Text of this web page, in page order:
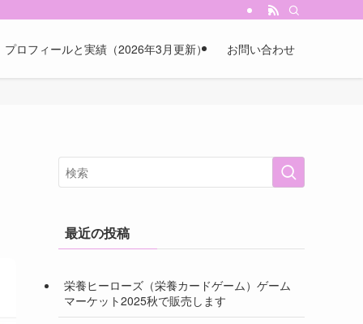
プロフィールと実績（2026年3月更新） お問い合わせ
最近の投稿
栄養ヒーローズ（栄養カードゲーム）ゲーム
マーケット2025秋で販売します